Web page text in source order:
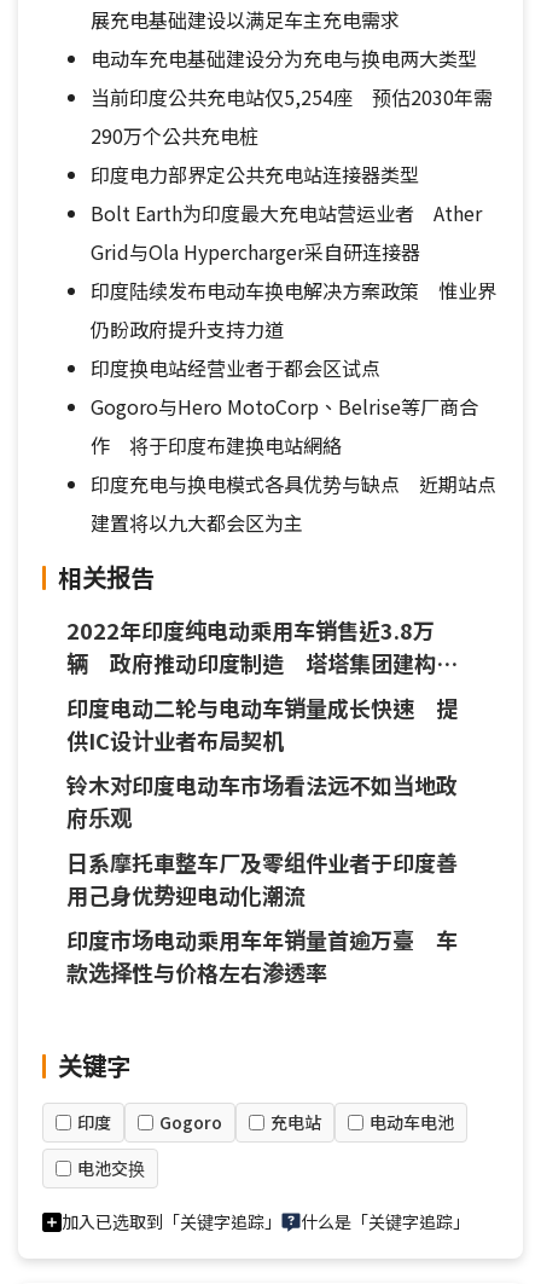
展充电基础建设以满足车主充电需求
电动车充电基础建设分为充电与换电两大类型
当前印度公共充电站仅5,254座 预估2030年需
290万个公共充电桩
印度电力部界定公共充电站连接器类型
Bolt Earth为印度最大充电站营运业者 Ather
Grid与Ola Hypercharger采自研连接器
印度陆续发布电动车换电解决方案政策 惟业界
仍盼政府提升支持力道
印度换电站经营业者于都会区试点
Gogoro与Hero MotoCorp、Belrise等厂商合
作 将于印度布建换电站網絡
印度充电与换电模式各具优势与缺点 近期站点
建置将以九大都会区为主
相关报告
2022年印度纯电动乘用车销售近3.8万
辆 政府推动印度制造 塔塔集团建构生
态系
印度电动二轮与电动车销量成长快速 提
供IC设计业者布局契机
铃木对印度电动车市场看法远不如当地政
府乐观
日系摩托車整车厂及零组件业者于印度善
用己身优势迎电动化潮流
印度市场电动乘用车年销量首逾万臺 车
款选择性与价格左右渗透率
关键字
印度 Gogoro 充电站
电动车电池
电池交换
加入已选取到「关键字追踪」 什么是「关键字追踪」